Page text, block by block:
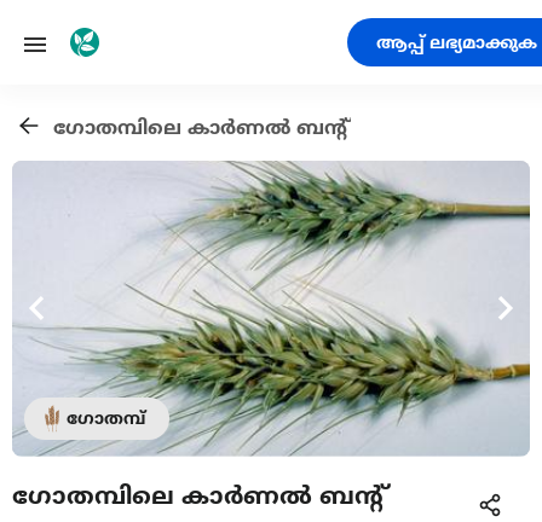
ആപ്പ് ലഭ്യമാക്കുക
ഗോതമ്പിലെ കാര്‍ണല്‍ ബന്‍റ്
ഗോതമ്പ്
ഗോതമ്പിലെ കാര്‍ണല്‍ ബന്‍റ്